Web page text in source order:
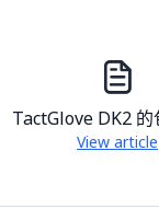
TactGlove DK2 的
View article